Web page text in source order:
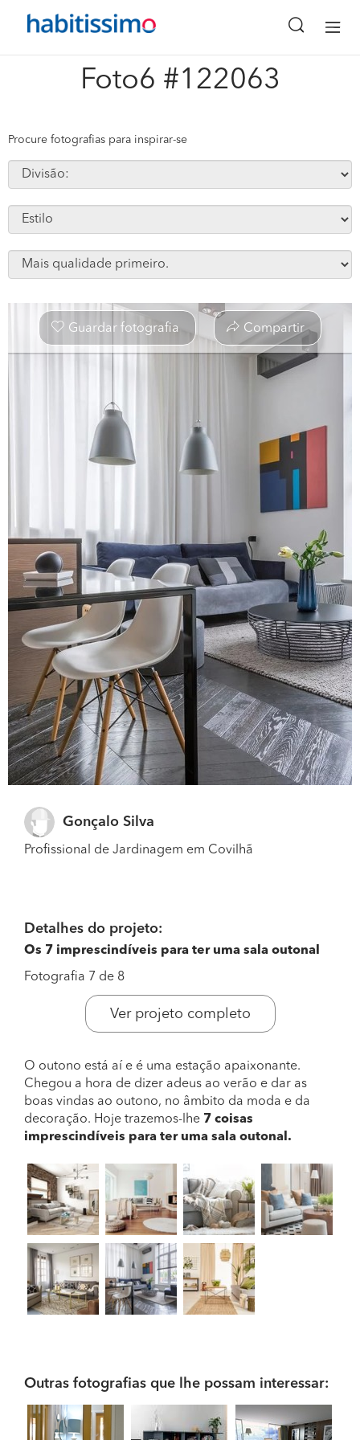
Foto6 #122063
x
Procure fotografias para inspirar-se
Guardar fotografia Compartir
Gonçalo Silva
Profissional de Jardinagem em Covilhã
Detalhes do projeto:
Os 7 imprescindíveis para ter uma sala outonal
Fotografia 7 de 8
Ver projeto completo
O outono está aí e é uma estação apaixonante.
Chegou a hora de dizer adeus ao verão e dar as
boas vindas ao outono, no âmbito da moda e da
decoração. Hoje trazemos-lhe 7 coisas
imprescindíveis para ter uma sala outonal.
Outras fotografias que lhe possam interessar: